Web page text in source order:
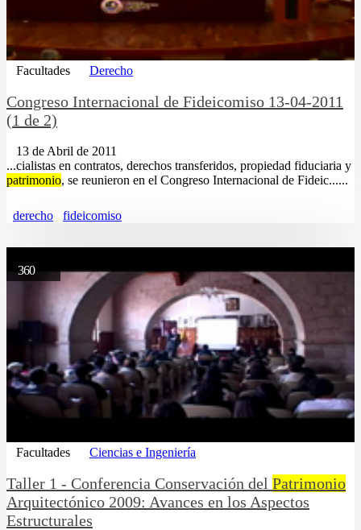
Facultades Derecho
Congreso Internacional de Fideicomiso 13-04-2011
(1 de 2)
13 de Abril de 2011
...cialistas en contratos, derechos transferidos, propiedad fiduciaria y
patrimonio, se reunieron en el Congreso Internacional de Fideic......
derecho fideicomiso
360
Facultades Ciencias e Ingeniería
Taller 1 - Conferencia Conservación del Patrimonio
Arquitectónico 2009: Avances en los Aspectos
Estructurales